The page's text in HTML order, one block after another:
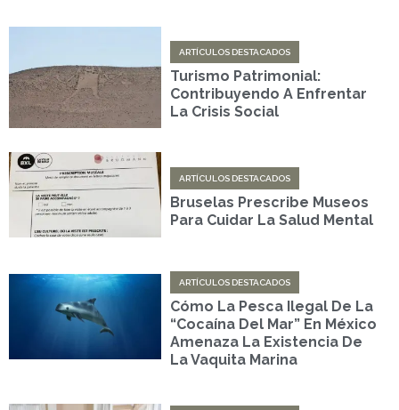
ARTÍCULOS DESTACADOS
Turismo Patrimonial:
Contribuyendo A Enfrentar
La Crisis Social
ARTÍCULOS DESTACADOS
Bruselas Prescribe Museos
Para Cuidar La Salud Mental
ARTÍCULOS DESTACADOS
Cómo La Pesca Ilegal De La
“cocaína Del Mar” En México
Amenaza La Existencia De
La Vaquita Marina